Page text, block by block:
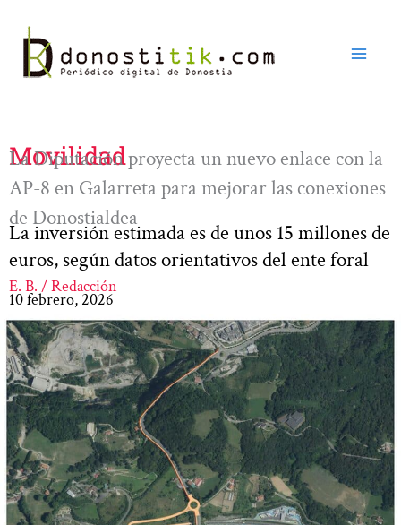
contenido
Movilidad
La Diputación proyecta un nuevo enlace con la
AP-8 en Galarreta para mejorar las conexiones
de Donostialdea
La inversión estimada es de unos 15 millones de
euros, según datos orientativos del ente foral
E. B. / Redacción
10 febrero, 2026